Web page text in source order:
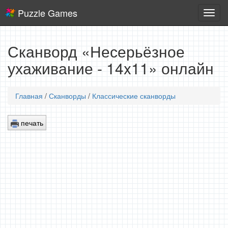
игры
Puzzle Games
Сканворд «Несерьёзное
ухаживание - 14x11» онлайн
Главная / Сканворды / Классические сканворды
печать